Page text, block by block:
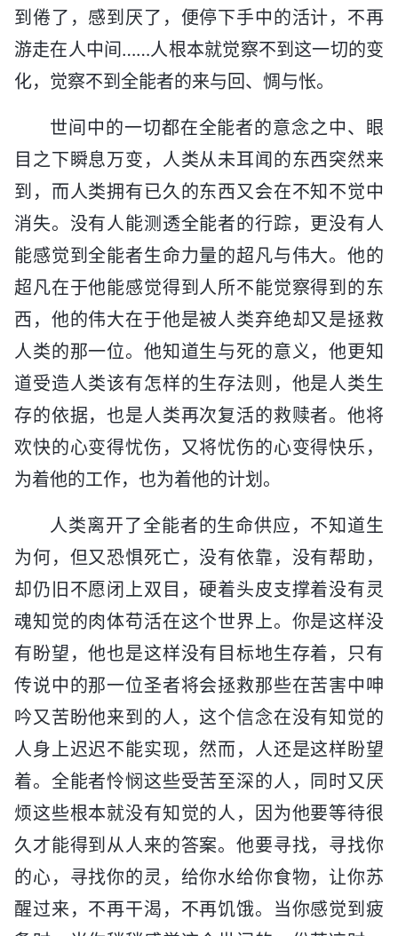
到倦了，感到厌了，便停下手中的活计，不再
游走在人中间……人根本就觉察不到这一切的变
化，觉察不到全能者的来与回、惆与怅。
世间中的一切都在全能者的意念之中、眼
目之下瞬息万变，人类从未耳闻的东西突然来
到，而人类拥有已久的东西又会在不知不觉中
消失。没有人能测透全能者的行踪，更没有人
能感觉到全能者生命力量的超凡与伟大。他的
超凡在于他能感觉得到人所不能觉察得到的东
西，他的伟大在于他是被人类弃绝却又是拯救
人类的那一位。他知道生与死的意义，他更知
道受造人类该有怎样的生存法则，他是人类生
存的依据，也是人类再次复活的救赎者。他将
欢快的心变得忧伤，又将忧伤的心变得快乐，
为着他的工作，也为着他的计划。
人类离开了全能者的生命供应，不知道生
为何，但又恐惧死亡，没有依靠，没有帮助，
却仍旧不愿闭上双目，硬着头皮支撑着没有灵
魂知觉的肉体苟活在这个世界上。你是这样没
有盼望，他也是这样没有目标地生存着，只有
传说中的那一位圣者将会拯救那些在苦害中呻
吟又苦盼他来到的人，这个信念在没有知觉的
人身上迟迟不能实现，然而，人还是这样盼望
着。全能者怜悯这些受苦至深的人，同时又厌
烦这些根本就没有知觉的人，因为他要等待很
久才能得到从人来的答案。他要寻找，寻找你
的心，寻找你的灵，给你水给你食物，让你苏
醒过来，不再干渴，不再饥饿。当你感觉到疲